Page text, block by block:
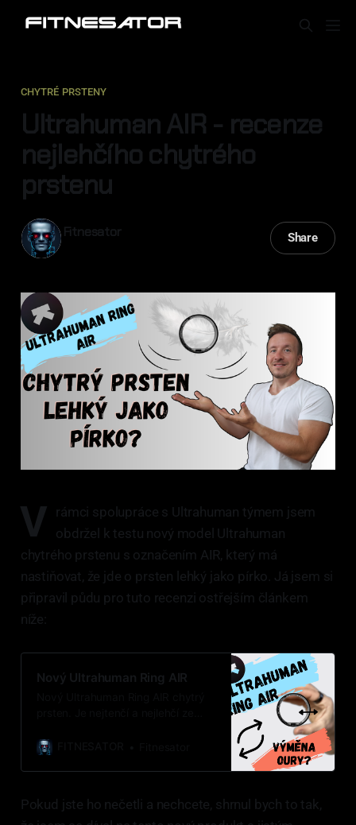
CHYTRÉ PRSTENY
Ultrahuman AIR - recenze
nejlehčího chytrého
prstenu
Fitnesator Share
V
rámci spolupráce s Ultrahuman týmem jsem
obdržel k testu nový model Ultrahuman
chytrého prstenu s označením AIR, který má
nastiňovat, že jde o prsten lehký jako pírko. Já jsem si
připravil půdu pro tuto recenzi ostřejším článkem
níže:
Nový Ultrahuman Ring AIR
stačit?
Pokud jste ho nečetli a nechcete, shrnul bych to tak,